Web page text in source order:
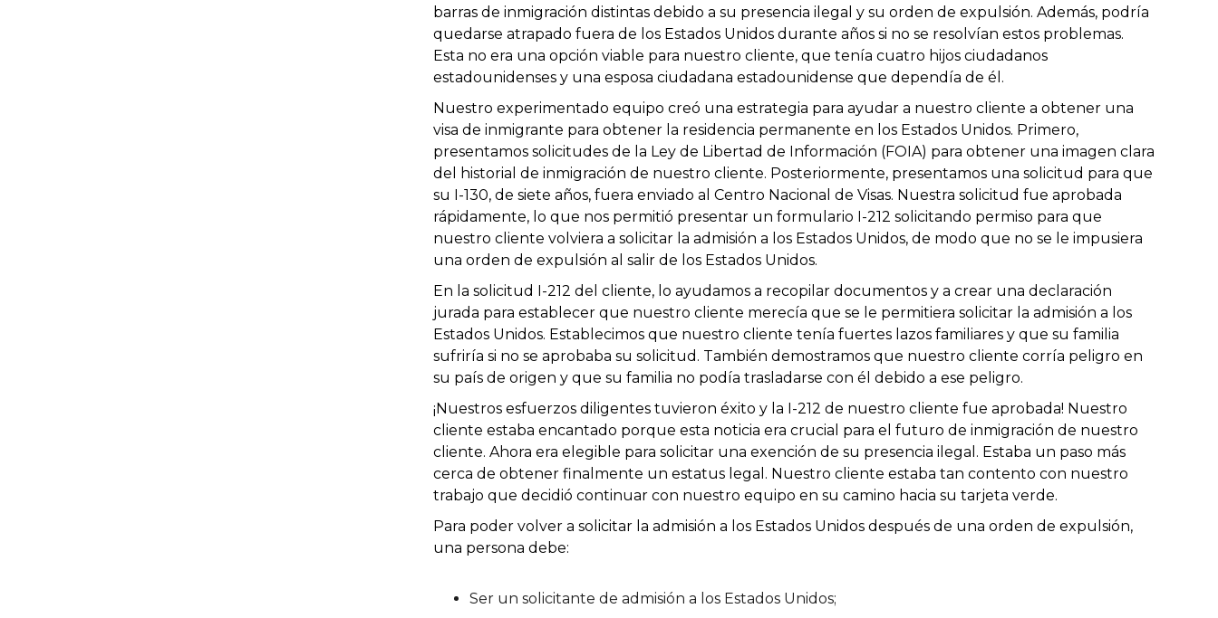
barras de inmigración distintas debido a su presencia ilegal y su orden de expulsión. Además, podría
quedarse atrapado fuera de los Estados Unidos durante años si no se resolvían estos problemas.
Esta no era una opción viable para nuestro cliente, que tenía cuatro hijos ciudadanos
estadounidenses y una esposa ciudadana estadounidense que dependía de él.
Nuestro experimentado equipo creó una estrategia para ayudar a nuestro cliente a obtener una
visa de inmigrante para obtener la residencia permanente en los Estados Unidos. Primero,
presentamos solicitudes de la Ley de Libertad de Información (FOIA) para obtener una imagen clara
del historial de inmigración de nuestro cliente. Posteriormente, presentamos una solicitud para que
su I-130, de siete años, fuera enviado al Centro Nacional de Visas. Nuestra solicitud fue aprobada
rápidamente, lo que nos permitió presentar un formulario I-212 solicitando permiso para que
nuestro cliente volviera a solicitar la admisión a los Estados Unidos, de modo que no se le impusiera
una orden de expulsión al salir de los Estados Unidos.
En la solicitud I-212 del cliente, lo ayudamos a recopilar documentos y a crear una declaración
jurada para establecer que nuestro cliente merecía que se le permitiera solicitar la admisión a los
Estados Unidos. Establecimos que nuestro cliente tenía fuertes lazos familiares y que su familia
sufriría si no se aprobaba su solicitud. También demostramos que nuestro cliente corría peligro en
su país de origen y que su familia no podía trasladarse con él debido a ese peligro.
¡Nuestros esfuerzos diligentes tuvieron éxito y la I-212 de nuestro cliente fue aprobada! Nuestro
cliente estaba encantado porque esta noticia era crucial para el futuro de inmigración de nuestro
cliente. Ahora era elegible para solicitar una exención de su presencia ilegal. Estaba un paso más
cerca de obtener finalmente un estatus legal. Nuestro cliente estaba tan contento con nuestro
trabajo que decidió continuar con nuestro equipo en su camino hacia su tarjeta verde.
Para poder volver a solicitar la admisión a los Estados Unidos después de una orden de expulsión,
una persona debe:
Ser un solicitante de admisión a los Estados Unidos;